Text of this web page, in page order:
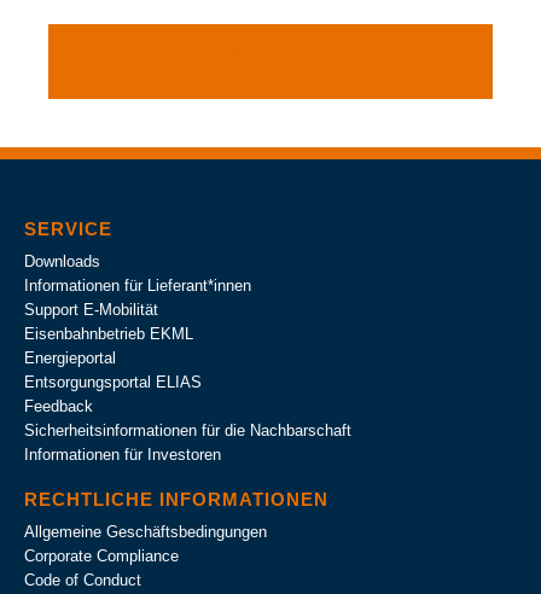
SERVICE
Downloads
Informationen für Lieferant*innen
Support E-Mobilität
Eisenbahnbetrieb EKML
Energieportal
Entsorgungsportal ELIAS
Feedback
Sicherheitsinformationen für die Nachbarschaft
Informationen für Investoren
RECHTLICHE INFORMATIONEN
Allgemeine Geschäftsbedingungen
Corporate Compliance
Code of Conduct